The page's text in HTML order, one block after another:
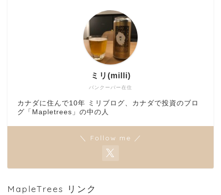
バンクーバー在住
ミリ(milli)
カナダに住んで10年 ミリブログ、カナダで投資のブロ
グ「Mapletrees」の中の人
＼ Follow me ／
MapleTrees リンク